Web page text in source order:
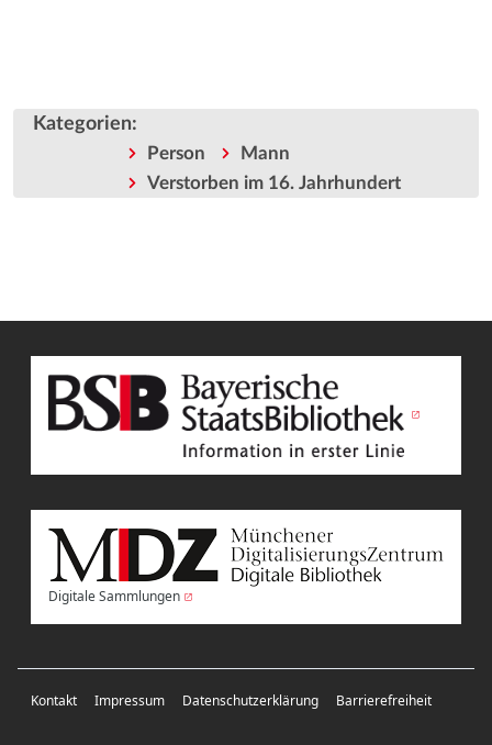
Kategorien:
Person
Mann
Verstorben im 16. Jahrhundert
Digitale Sammlungen
Kontakt Impressum Datenschutzerklärung Barrierefreiheit